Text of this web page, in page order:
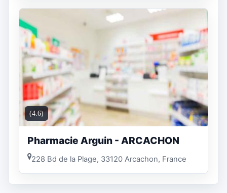
(4.6)
Pharmacie Arguin - ARCACHON
228 Bd de la Plage, 33120 Arcachon, France